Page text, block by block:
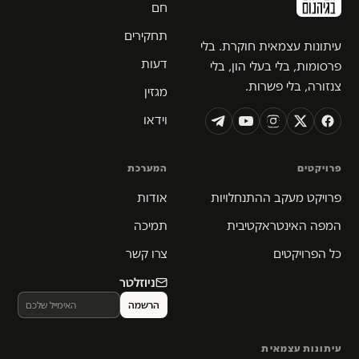
עיתונות עצמאית חוקרת. בלי
פרסומות, בלי בעלי הון, בלי
צנזורה, בלי פשרות.
חם
תחקירים
דעות
מגזין
וידאו
פרויקטים
פרויקט מעקב ההתנחלויות
המפה האינטראקטיבית
כל הפרויקטים
המערכת
אודות
תמיכה
צרו קשר
ניוזלטר
עיתונות עצמאית